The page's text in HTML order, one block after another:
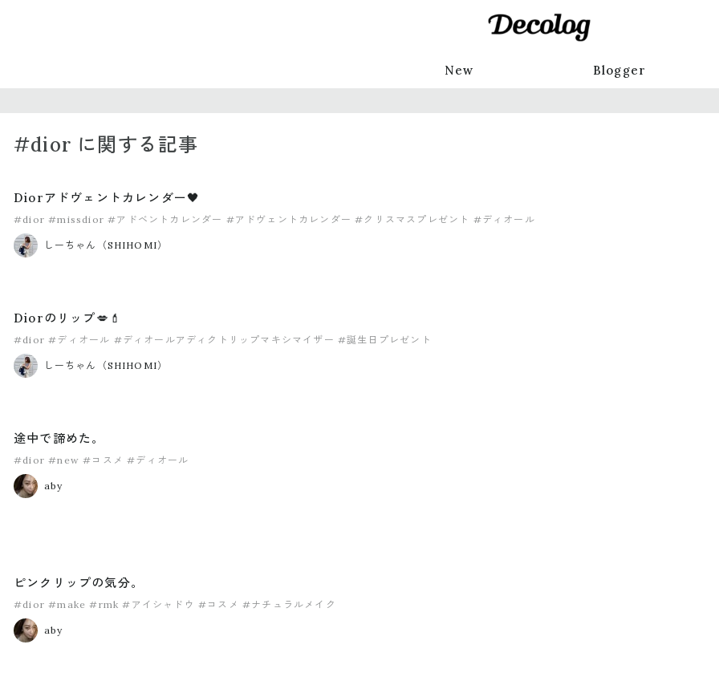
New Blogger
#dior に関する記事
Diorアドヴェントカレンダー🖤
#dior #missdior #アドベントカレンダー #アドヴェントカレンダー #クリスマスプレゼント #ディオール
しーちゃん（SHIHOMI）
Diorのリップ💋💄
#dior #ディオール #ディオールアディクトリップマキシマイザー #誕生日プレゼント
しーちゃん（SHIHOMI）
途中で諦めた。
#dior #new #コスメ #ディオール
aby
ピンクリップの気分。
#dior #make #rmk #アイシャドウ #コスメ #ナチュラルメイク
aby